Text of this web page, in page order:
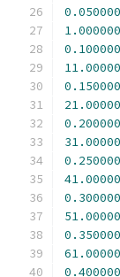
0.050000
1.000000
0.100000
0.150000
0.200000
0.250000
0.300000
0.350000
0.400000